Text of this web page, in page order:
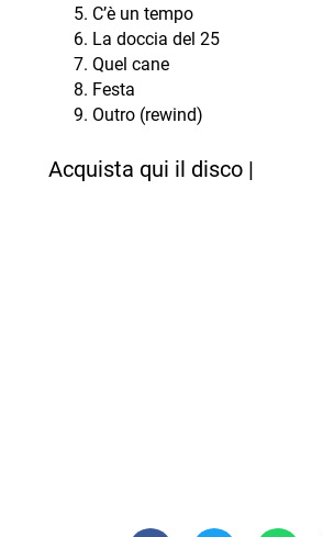
C’è un tempo
La doccia del 25
Quel cane
Festa
Outro (rewind)
Acquista qui il disco |